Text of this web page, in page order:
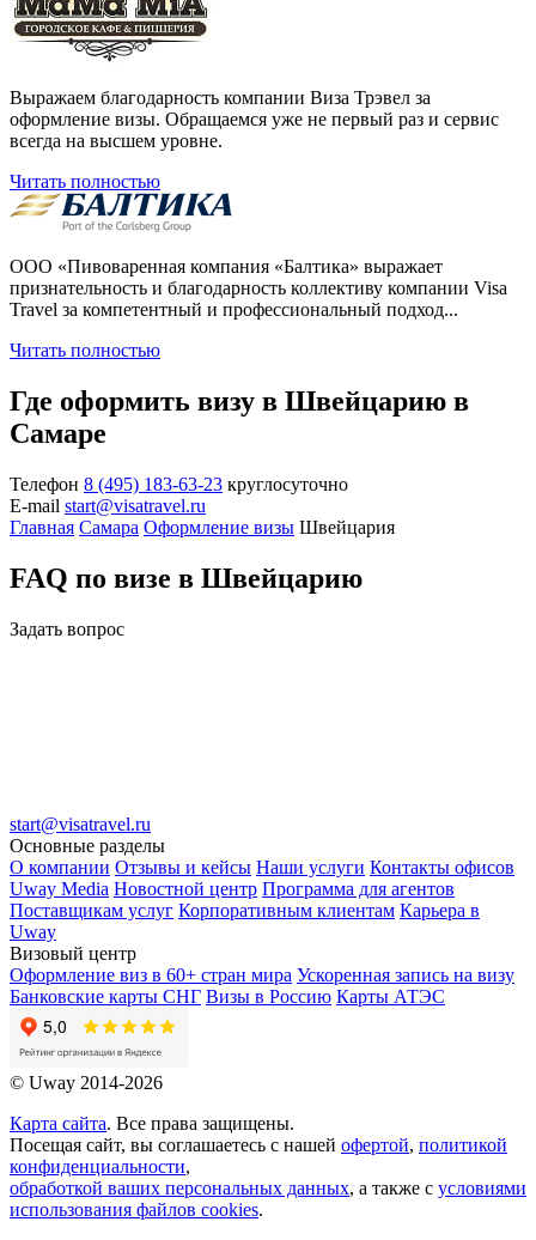
Выражаем благодарность компании Виза Трэвел за
оформление визы. Обращаемся уже не первый раз и сервис
всегда на высшем уровне.
Читать полностью
ООО «Пивоваренная компания «Балтика» выражает
признательность и благодарность коллективу компании Visa
Travel за компетентный и профессиональный подход...
Читать полностью
Где оформить визу в Швейцарию в
Самаре
Телефон 8 (495) 183-63-23 круглосуточно
E-mail start@visatravel.ru
Главная Самара Оформление визы Швейцария
FAQ по визе в Швейцарию
Задать вопрос
start@visatravel.ru
Основные разделы
О компании Отзывы и кейсы Наши услуги Контакты офисов
Uway Media Новостной центр Программа для агентов
Поставщикам услуг Корпоративным клиентам Карьера в
Uway
Визовый центр
Оформление виз в 60+ стран мира Ускоренная запись на визу
Банковские карты СНГ Визы в Россию Карты АТЭС
© Uway 2014-2026
Карта сайта. Все права защищены.
Посещая сайт, вы соглашаетесь с нашей офертой, политикой
конфиденциальности,
обработкой ваших персональных данных, а также с условиями
использования файлов cookies.